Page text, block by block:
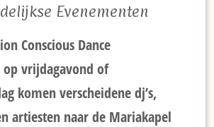
Evenementen
Conscious Dance
vrijdagavond of
komen verscheidene dj’s,
artiesten naar de Mariakapel